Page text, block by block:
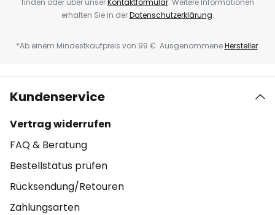
finden oder über unserKontaktformular. Weitere Informationen
erhalten Sie in derDatenschutzerklärung.
*Ab einem Mindestkaufpreis von 99 €. AusgenommeneHersteller.
Kundenservice
Vertrag widerrufen
FAQ & Beratung
Bestellstatus prüfen
Rücksendung/Retouren
Zahlungsarten